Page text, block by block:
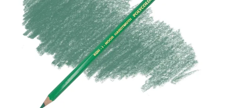
150 р.
ПРОДОЛЖИТЬ ПОКУПКИ
ОФОРМИТЬ ЗАКАЗ
Вопрос по интернет-магазину
Вопрос по представительству